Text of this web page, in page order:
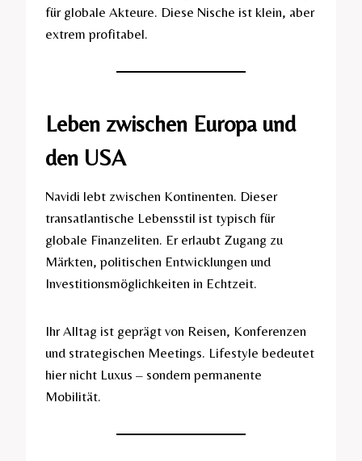
für globale Akteure. Diese Nische ist klein, aber
extrem profitabel.
Leben zwischen Europa und
den USA
Navidi lebt zwischen Kontinenten. Dieser
transatlantische Lebensstil ist typisch für
globale Finanzeliten. Er erlaubt Zugang zu
Märkten, politischen Entwicklungen und
Investitionsmöglichkeiten in Echtzeit.
Ihr Alltag ist geprägt von Reisen, Konferenzen
und strategischen Meetings. Lifestyle bedeutet
hier nicht Luxus – sondern permanente
Mobilität.